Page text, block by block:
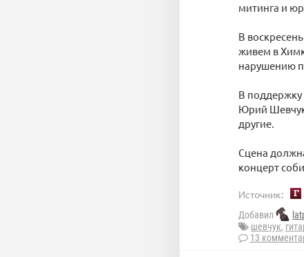
митинга и
В
живем в
нарушению
В поддержку
Юрий
другие.
Сцена
концерт
Источник:
Добавил
шевчук,
13